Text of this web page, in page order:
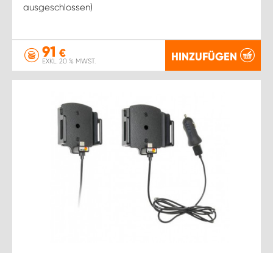
ausgeschlossen)
91 €
EXKL. 20 % MWST. HINZUFÜGEN